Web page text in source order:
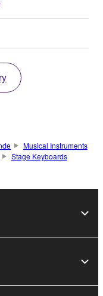
Musical Instruments
Stage Keyboards